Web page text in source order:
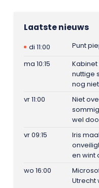
Laatste nieuws
di 11:00
Punt
ma 10:15
nuttige
nog
vr 11:00
Niet
wel
vr 09:15
Iris
en wint
wo 16:00
Utrecht